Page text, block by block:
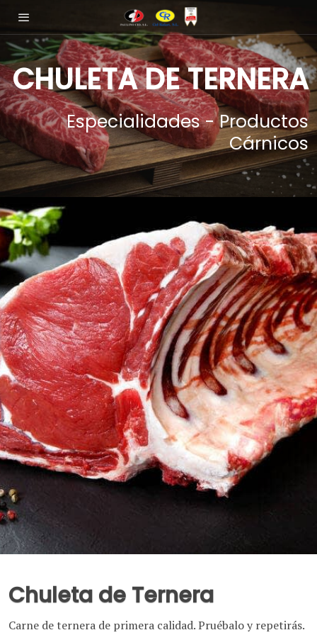
CHULETA DE TERNERA
Especialidades - Productos
Cárnicos
Chuleta de Ternera
Carne de ternera de primera calidad. Pruébalo y repetirás.